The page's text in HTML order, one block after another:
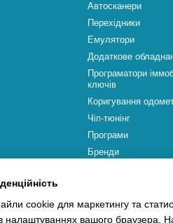
Автосканери
Перехідники
Емулятори
Додаткове
Програматори
ключів
Коригування
Чіп-тюнінг
Програми
Бренди
cookie для маркетингу та
налаштуваннях вашого браузера.